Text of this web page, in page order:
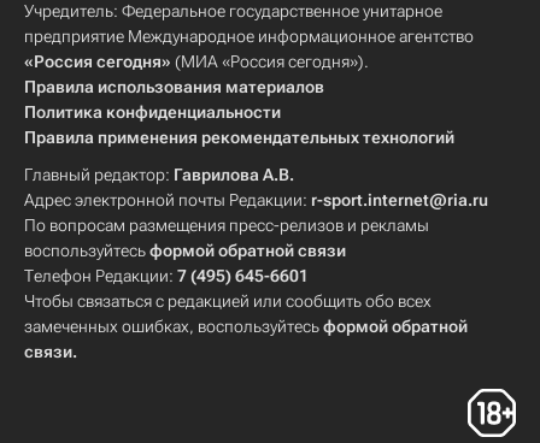
Учредитель: Федеральное государственное унитарное
предприятие Международное информационное агентство
«Россия сегодня» (МИА «Россия сегодня»).
Правила использования материалов
Политика конфиденциальности
Правила применения рекомендательных технологий
Главный редактор: Гаврилова А.В.
Адрес электронной почты Редакции: r-sport.internet@ria.ru
По вопросам размещения пресс-релизов и рекламы
воспользуйтесьформой обратной связи
Телефон Редакции: 7 (495) 645-6601
Чтобы связаться с редакцией или сообщить обо всех
замеченных ошибках, воспользуйтесьформой обратной
связи.